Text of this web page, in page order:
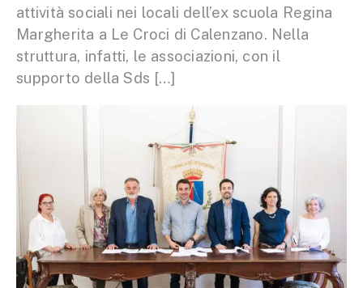
attività sociali nei locali dell’ex scuola Regina
Margherita a Le Croci di Calenzano. Nella
struttura, infatti, le associazioni, con il
supporto della Sds […]